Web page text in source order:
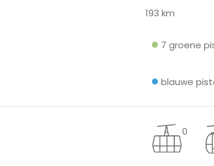
193 km
7 groene
blauwe
0